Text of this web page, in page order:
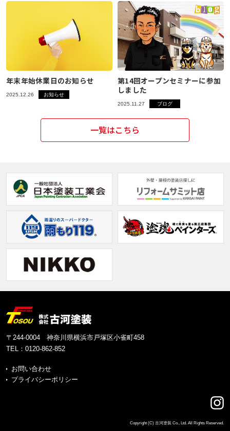
年末年始休業日のお知らせ
2025.12.26 お知らせ
第14回オープンセミナーに参加
しました
2025.11.27 ブログ
一覧はこちら
〒244-0004 神奈川県横浜市戸塚区小雀町458
TEL： 0120-862-852
お問い合わせ
プライバシーポリシー
Copyright (C) 古河塗装 Co., Ltd. All Rights Reserved.